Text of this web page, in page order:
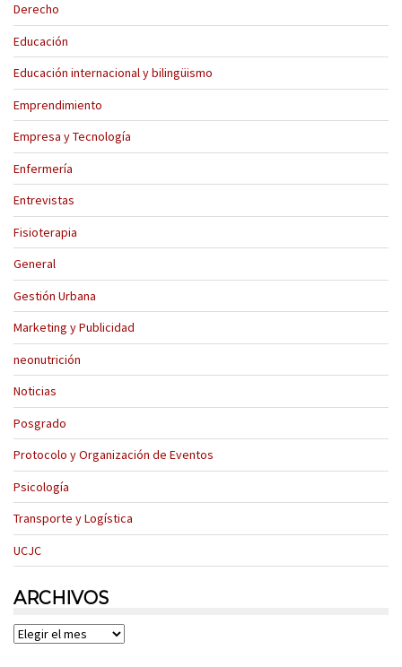
Derecho
Educación
Educación internacional y bilingüismo
Emprendimiento
Empresa y Tecnología
Enfermería
Entrevistas
Fisioterapia
General
Gestión Urbana
Marketing y Publicidad
neonutrición
Noticias
Posgrado
Protocolo y Organización de Eventos
Psicología
Transporte y Logística
UCJC
ARCHIVOS
Archivos